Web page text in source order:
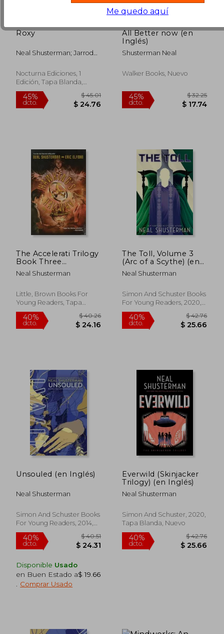
45%
dcto.
$ 34.67
$ 19.07
40%
dcto.
$
$
Roxy
Neal Shusterman; Jarrod
Nocturna Ediciones, 1
Edición, Tapa Blanda,
Nuevo
45%
All Better now (en
Inglés)
Shusterman Neal
Walker Books, Nuevo
The Accelerati Trilogy
Book Three
Hawking's Hallway
(en Inglés)
Neal Shusterman
Little, Brown Books For
Young Readers, Tapa
Blanda, Nuevo
The Toll, Volume 3
(Arc of a Scythe) (en
Inglés)
Neal Shusterman
Simon And Schuster Books
For Young Readers, 2020,
No Edición, Tapa Blanda,
Nuevo
Unsouled (en Inglés)
Neal Shusterman
Simon And Schuster Books
For Young Readers, 2014,
No Edición, Tapa Blanda,
Nuevo
Disponible Usado
en Buen Estado a$ 19.66
Comprar Usado
Everwild (Skinjacker
Trilogy) (en Inglés)
Neal Shusterman
Simon And Schuster, 2020,
Tapa Blanda, Nuevo
Me quedo aquí